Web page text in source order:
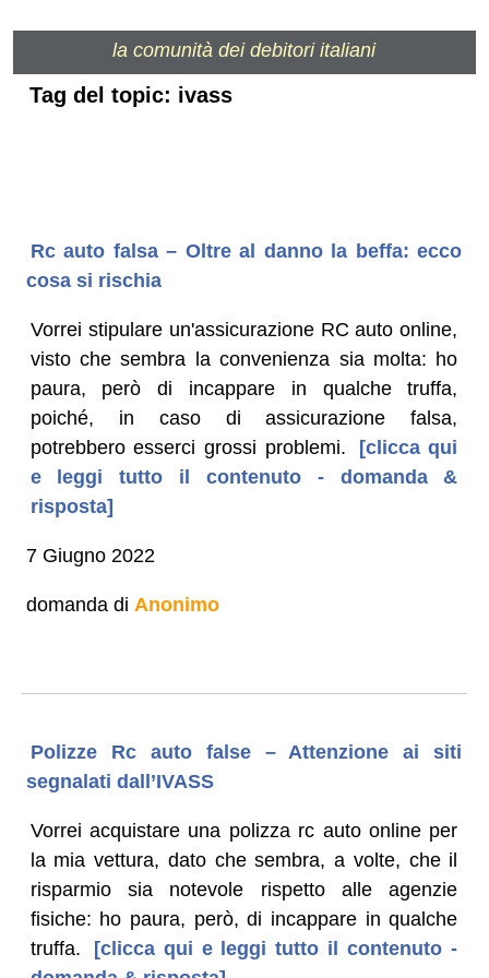
la comunità dei debitori italiani
Tag del topic: ivass
Rc auto falsa – Oltre al danno la beffa: ecco
cosa si rischia
Vorrei stipulare un'assicurazione RC auto online,
visto che sembra la convenienza sia molta: ho
paura, però di incappare in qualche truffa,
poiché, in caso di assicurazione falsa,
potrebbero esserci grossi problemi.
[clicca qui
e leggi tutto il contenuto - domanda &
risposta]
7 Giugno 2022
domanda di Anonimo
Polizze Rc auto false – Attenzione ai siti
segnalati dall’IVASS
Vorrei acquistare una polizza rc auto online per
la mia vettura, dato che sembra, a volte, che il
risparmio sia notevole rispetto alle agenzie
fisiche: ho paura, però, di incappare in qualche
truffa.
[clicca qui e leggi tutto il contenuto -